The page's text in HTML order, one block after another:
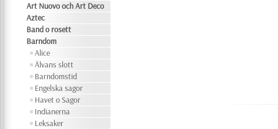
Art Nuovo och Art Deco
Aztec
Band o rosett
Barndom
Alice
Älvans slott
Barndomstid
Engelska sagor
Havet o Sagor
Indianerna
Leksaker